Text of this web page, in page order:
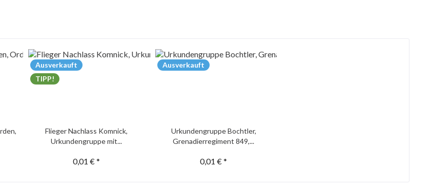
Ausverkauft
TIPP!
Flieger Nachlass Komnick,
Urkundengruppe mit...
0,01 € *
Ausverkauft
Urkundengruppe Bochtler,
Grenadierregiment 849,...
0,01 € *